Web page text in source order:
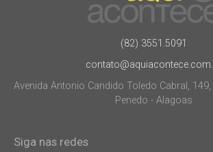
(82) 3551.5091
Avenida Antonio Candido Toledo Cabral,
Penedo - Alagoas
Siga nas redes